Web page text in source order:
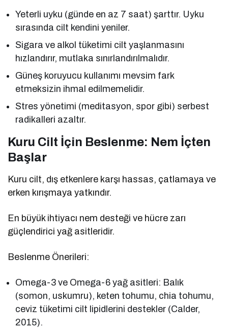
Yeterli uyku (günde en az 7 saat) şarttır. Uyku
sırasında cilt kendini yeniler.
Sigara ve alkol tüketimi cilt yaşlanmasını
hızlandırır, mutlaka sınırlandırılmalıdır.
Güneş koruyucu kullanımı mevsim fark
etmeksizin ihmal edilmemelidir.
Stres yönetimi (meditasyon, spor gibi) serbest
radikalleri azaltır.
Kuru Cilt İçin Beslenme: Nem İçten
Başlar
Kuru cilt, dış etkenlere karşı hassas, çatlamaya ve
erken kırışmaya yatkındır.
En büyük ihtiyacı nem desteği ve hücre zarı
güçlendirici yağ asitleridir.
Beslenme Önerileri:
Omega-3 ve Omega-6 yağ asitleri: Balık
(somon, uskumru), keten tohumu, chia tohumu,
ceviz tüketimi cilt lipidlerini destekler (Calder,
2015).